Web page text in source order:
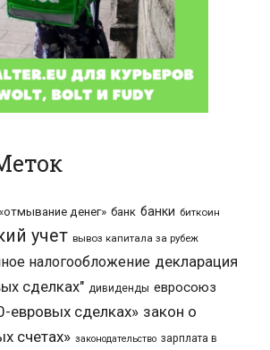
денег» банк банки биткоин
учет вывоз капитала за рубеж
налогообложение декларация
сделках" дивиденды евросоюз
евровых сделках» закон о
счетах» законодательство зарплата в